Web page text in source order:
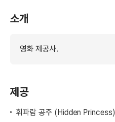
소개
영화 제공사.
제공
휘파람 공주 (Hidden Princess)